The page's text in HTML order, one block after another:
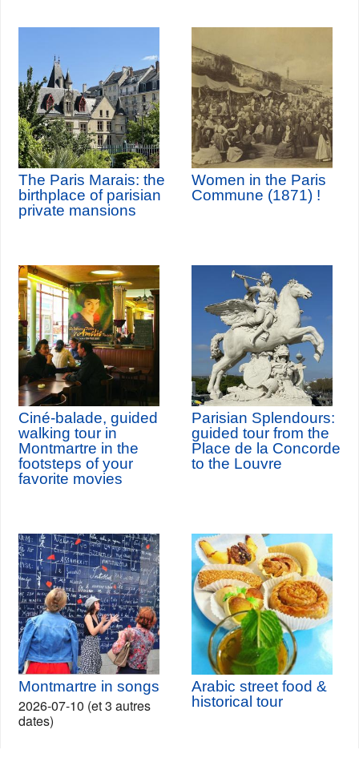
The Paris Marais: the
birthplace of parisian
private mansions
Women in the Paris
Commune (1871) !
Ciné-balade, guided
walking tour in
Montmartre in the
footsteps of your
favorite movies
Parisian Splendours:
guided tour from the
Place de la Concorde
to the Louvre
Montmartre in songs
2026-07-10 (et 3 autres
dates)
Arabic street food &
historical tour